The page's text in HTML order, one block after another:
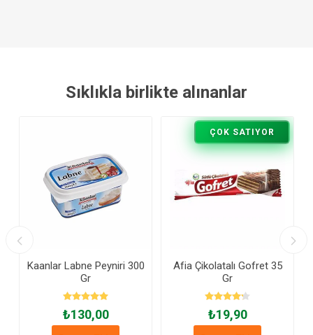
Sıklıkla birlikte alınanlar
Kaanlar Labne Peyniri 300
Gr
₺130,00
ÇOK SATIYOR
Afia Çikolatalı Gofret 35
Gr
₺19,90